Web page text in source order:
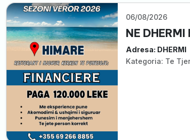
06/08/2026
NE
Adresa: DHERMI
Kategoria: Te